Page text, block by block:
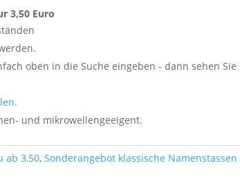
3,50 Euro
oben in die Suche eingeben - dann sehen
und mikrowellengeeigent.
ab 3,50,Sonderangebot klassische Namenstassen